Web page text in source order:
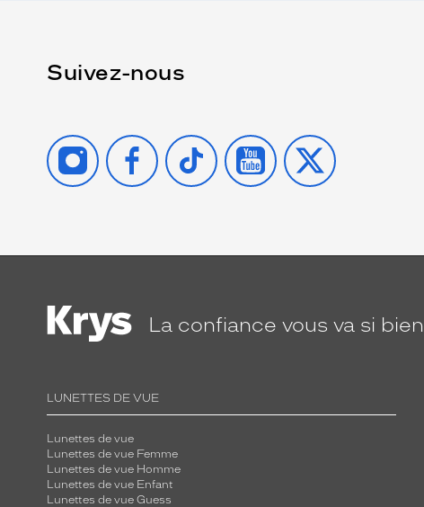
Suivez-nous
INSTAGRAMFACEBOOK
TIKTOK YOUTUBE
X
La confiance vous va si bien
LUNETTES DE VUE
Lunettes de vue
Lunettes de vue Femme
Lunettes de vue Homme
Lunettes de vue Enfant
Lunettes de vue Guess